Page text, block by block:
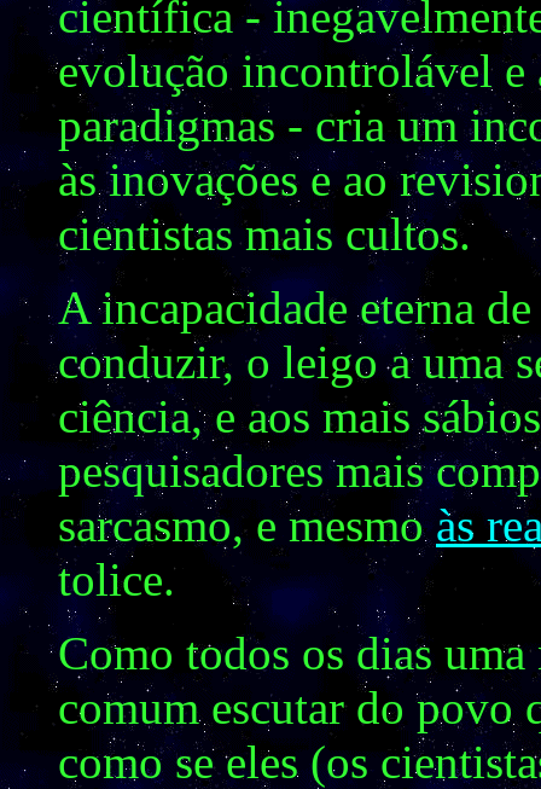
científica -
evolução incontrolável e
paradigmas - cria um
às inovações e ao
cientistas mais cultos.
A incapacidade eterna
conduzir, o leigo a uma
ciência, e aos mais
pesquisadores mais
sarcasmo, e mesmoàs
tolice.
Como todos os dias
comum escutar do povo
como se eles (os